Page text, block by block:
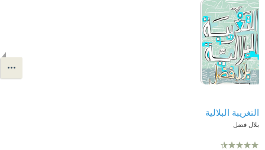
التغريبة البلالية
بلال فضل